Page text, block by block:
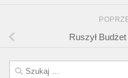
Ruszył
Szukaj: